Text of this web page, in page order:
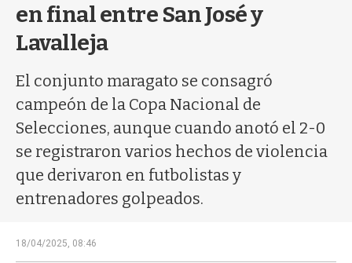
en final entre San José y
Lavalleja
El conjunto maragato se consagró
campeón de la Copa Nacional de
Selecciones, aunque cuando anotó el 2-0
se registraron varios hechos de violencia
que derivaron en futbolistas y
entrenadores golpeados.
18/04/2025, 08:46